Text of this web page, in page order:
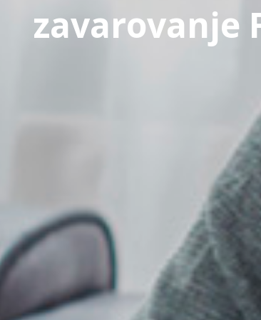
zavarovanje